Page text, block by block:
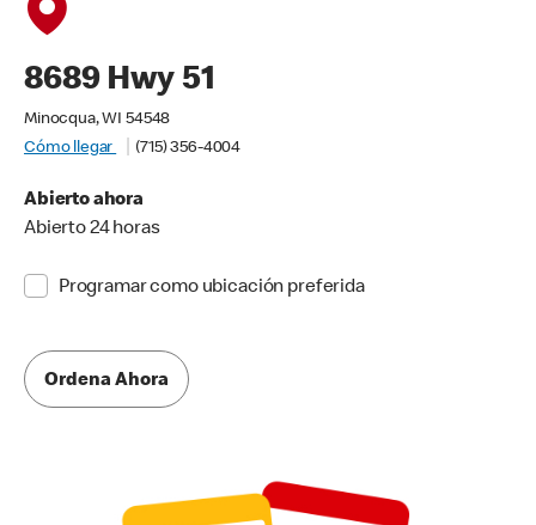
8689 Hwy 51
Minocqua, WI 54548
Cómo llegar
(715) 356-4004
Abierto ahora
Abierto 24 horas
Programar como ubicación preferida
Ordena Ahora